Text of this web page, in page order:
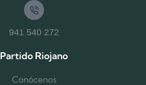
941 540 272
Partido Riojano
Conócenos